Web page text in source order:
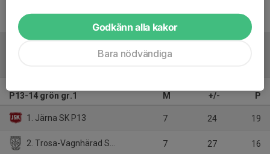
P13-14 grön gr.1 M +/- P
1. Järna SK P13 7 24 19
2. Trosa-Vagnhärad SK 2012* 7 27 16
Godkänn alla kakor
Bara nödvändiga